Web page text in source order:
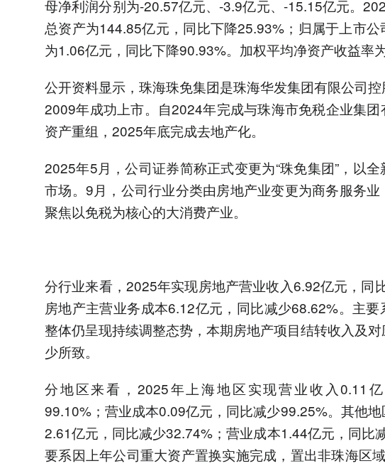
母净利润分别为-20.57亿元、-3.9亿元、-15.15亿元。
总资产为144.85亿元，同比下降25.93%；归属于上市
为1.06亿元，同比下降90.93%。加权平均净资产收益率
公开资料显示，珠海珠免集团是珠海华发集团有限公司
2009年成功上市。自2024年完成与珠海市免税企业集团
资产重组，2025年底完成去地产化。
2025年5月，公司证券简称正式变更为“珠免集团”，以
市场。9月，公司行业分类由房地产业变更为商务服务
聚焦以免税为核心的大消费产业。
分行业来看，2025年实现房地产营业收入6.92亿元，同
房地产主营业务成本6.12亿元，同比减少68.62%。主要
整体仍呈现持续调整态势，本期房地产项目结转收入及
少所致。
分地区来看，2025年上海地区实现营业收入0.11
99.10%；营业成本0.09亿元，同比减少99.25%。其他地
2.61亿元，同比减少32.74%；营业成本1.44亿元，同比
要系因上年公司重大资产置换实施完成，置出非珠海区